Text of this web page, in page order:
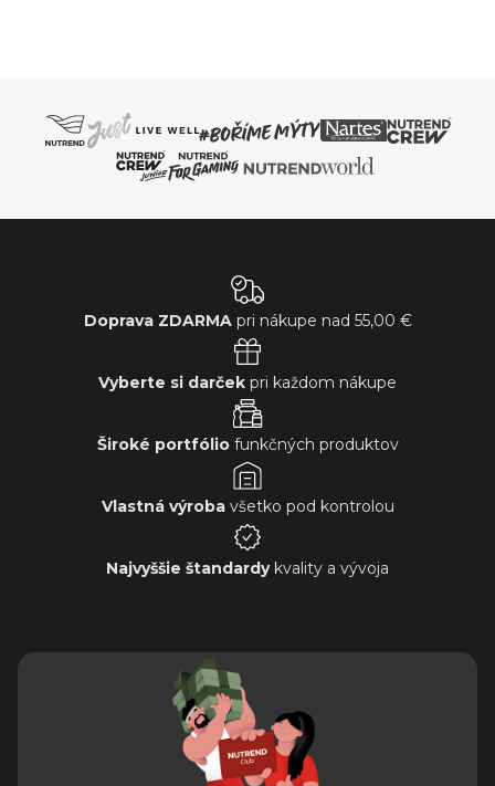
Doprava ZDARMApri nákupe nad 55,00 €
Vyberte si darček pri každom nákupe
Široké portfóliofunkčných produktov
Vlastná výrobavšetko pod kontrolou
Najvyššie štandardykvality a vývoja